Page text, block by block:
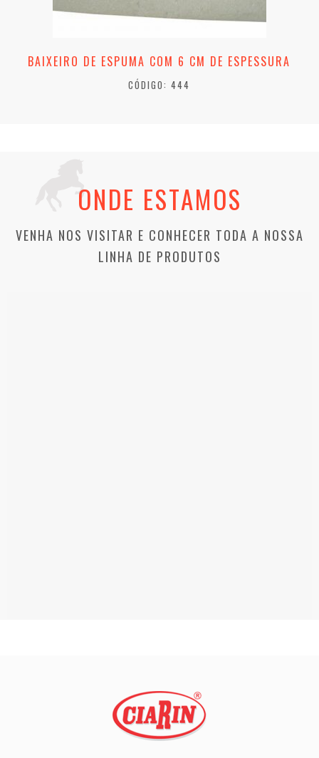
BAIXEIRO DE ESPUMA COM 6 CM DE ESPESSURA
CÓDIGO: 444
ONDE ESTAMOS
VENHA NOS VISITAR E CONHECER TODA A NOSSA
LINHA DE PRODUTOS